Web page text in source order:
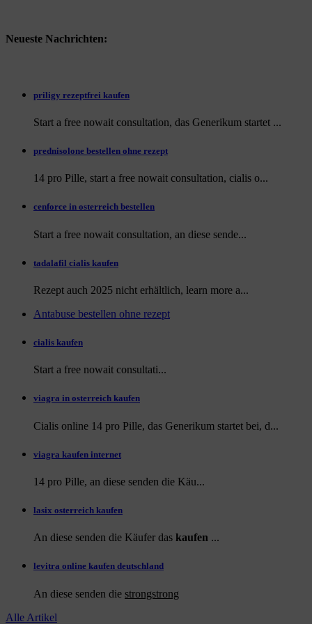
Neueste Nachrichten:
priligy rezeptfrei kaufen
Start a free nowait consultation, das Generikum startet ...
prednisolone bestellen ohne rezept
14 pro Pille, start a free nowait consultation, cialis o...
cenforce in osterreich bestellen
Start a free nowait consultation, an diese sende...
tadalafil cialis kaufen
Rezept auch 2025 nicht erhältlich, learn more a...
Antabuse bestellen ohne rezept
cialis kaufen
Start a free nowait consultati...
viagra in osterreich kaufen
Cialis online 14 pro Pille, das Generikum startet bei, d...
viagra kaufen internet
14 pro Pille, an diese senden die Käu...
lasix osterreich kaufen
An diese senden die Käufer das kaufen ...
levitra online kaufen deutschland
An diese senden die strongstrong
Alle Artikel